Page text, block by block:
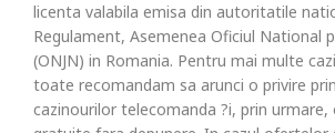
licenta valabila emisa din autoritatile
Regulament, Asemenea Oficiul National
(ONJN) in Romania. Pentru mai multe
toate recomandam sa arunci o privire
cazinourilor telecomanda ?i, prin urmare,